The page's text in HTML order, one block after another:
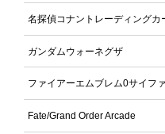
名探偵コナントレーディングカ
ドゲーム
ガンダムウォーネグザ
ファイアーエムブレム0サイファ
Fate/Grand Order Arcade